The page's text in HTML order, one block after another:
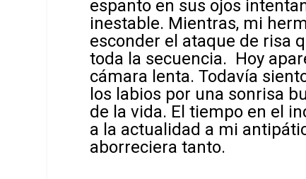
espanto en sus ojos
inestable. Mientras, mi
esconder el ataque de risa
toda la secuencia. Hoy
cámara lenta. Todavía
los labios por una sonrisa
de la vida. El tiempo en el
a la actualidad a mi
aborreciera tanto.